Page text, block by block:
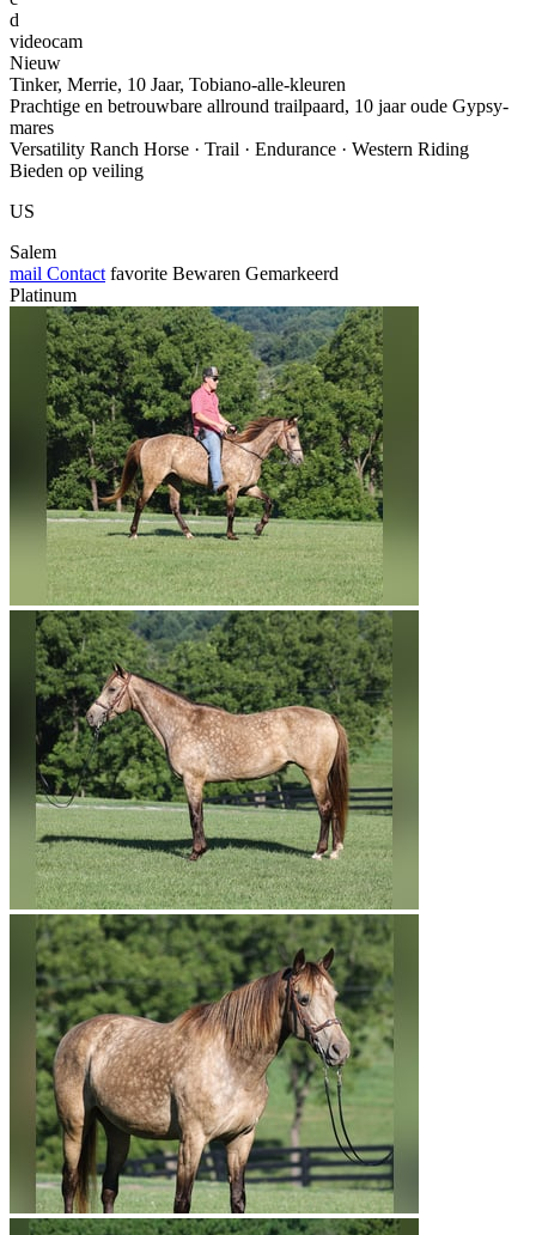
d
videocam
Nieuw
Tinker, Merrie, 10 Jaar, Tobiano-alle-kleuren
Prachtige en betrouwbare allround trailpaard, 10 jaar oude Gypsy-
mares
Versatility Ranch Horse · Trail · Endurance · Western Riding
Bieden op veiling
US
Salem
mail Contact favorite Bewaren Gemarkeerd
Platinum